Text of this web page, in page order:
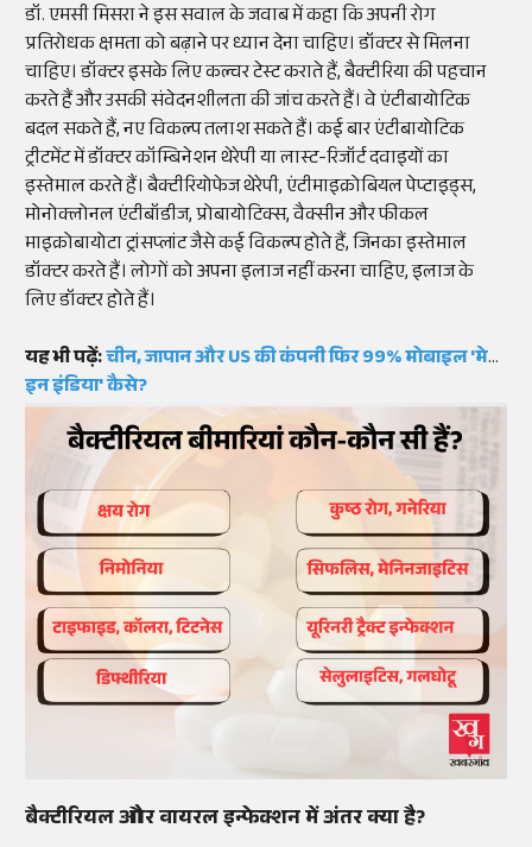
डॉ. एमसी मिसरा ने इस सवाल के जवाब में कहा कि अपनी रोग
प्रतिरोधक क्षमता को बढ़ाने पर ध्यान देना चाहिए। डॉक्टर से मिलना
चाहिए। डॉक्टर इसके लिए कल्चर टेस्ट कराते हैं, बैक्टीरिया की पहचान
करते हैं और उसकी संवेदनशीलता की जांच करते हैं। वे एंटीबायोटिक
बदल सकते हैं, नए विकल्प तलाश सकते हैं। कई बार एंटीबायोटिक
ट्रीटमेंट में डॉक्टर कॉम्बिनेशन थेरेपी या लास्ट-रिजॉर्ट दवाइयों का
इस्तेमाल करते हैं। बैक्टीरियोफेज थेरेपी, एंटीमाइक्रोबियल पेप्टाइड्स,
मोनोक्लोनल एंटीबॉडीज, प्रोबायोटिक्स, वैक्सीन और फीकल
माइक्रोबायोटा ट्रांसप्लांट जैसे कई विकल्प होते हैं, जिनका इस्तेमाल
डॉक्टर करते हैं। लोगों को अपना इलाज नहीं करना चाहिए, इलाज के
लिए डॉक्टर होते हैं।
यह भी पढ़ें:चीन, जापान और US की कंपनी फिर 99% मोबाइल 'मेड
इन इंडिया' कैसे?
बैक्टीरियल और वायरल इन्फेक्शन में अंतर क्या है?